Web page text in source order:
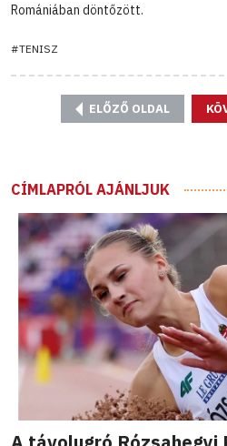
Romániában döntőzött.
#TENISZ
ELŐZŐ OLDAL
CÍMLAPRÓL AJÁNLJUK